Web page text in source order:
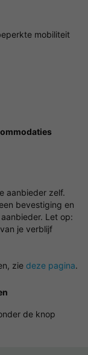
mobiliteit
aanbieder zelf.
bevestiging en
Let op:
je verblijf
zie deze pagina.
de knop